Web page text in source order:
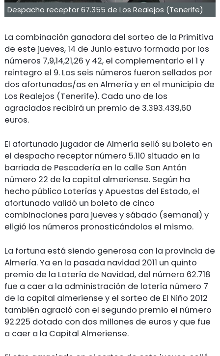
Despacho receptor 67.355 de Los Realejos (Tenerife)
La combinación ganadora del sorteo de la Primitiva
de este jueves, 14 de Junio estuvo formada por los
números 7,9,14,21,26 y 42, el complementario el 1 y
reintegro el 9. Los seis números fueron sellados por
dos afortunados/as en Almería y en el municipio de
Los Realejos (Tenerife). Cada uno de los
agraciados recibirá un premio de 3.393.439,60
euros.
El afortunado jugador de Almería selló su boleto en
el despacho receptor número 5.110 situado en la
barriada de Pescadería en la calle San Antón
número 22 de la capital almeriense. Según ha
hecho público Loterías y Apuestas del Estado, el
afortunado validó un boleto de cinco
combinaciones para jueves y sábado (semanal) y
eligió los números pronosticándolos el mismo.
La fortuna está siendo generosa con la provincia de
Almería. Ya en la pasada navidad 2011 un quinto
premio de la Lotería de Navidad, del número 62.718
fue a caer a la administración de lotería número 7
de la capital almeriense y el sorteo de El Niño 2012
también agració con el segundo premio el número
92.225 dotado con dos millones de euros y que fue
a caer a la Capital Almeriense.